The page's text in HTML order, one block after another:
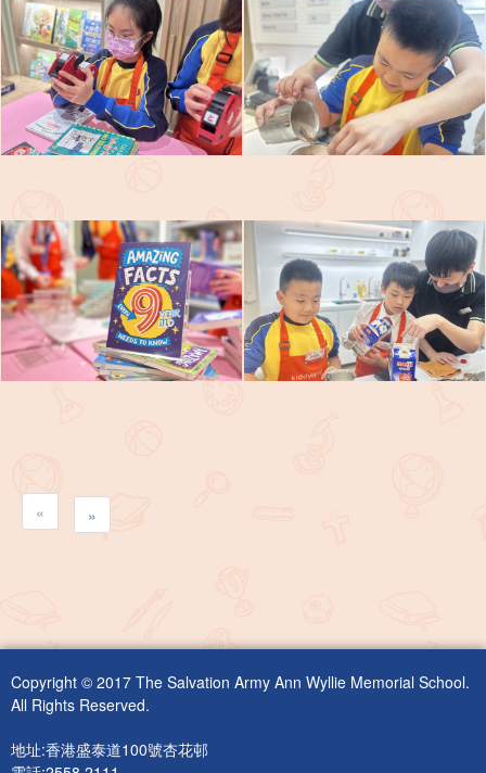
« »
Copyright © 2017 The Salvation Army Ann Wyllie Memorial School.
All Rights Reserved.
地址:香港盛泰道100號杏花邨